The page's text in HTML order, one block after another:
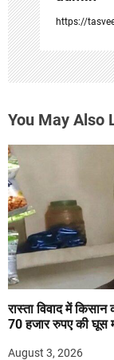
https://
You May Also
रास्ता विवाद में
70 हजार रुपए की घूस
August 3, 2026